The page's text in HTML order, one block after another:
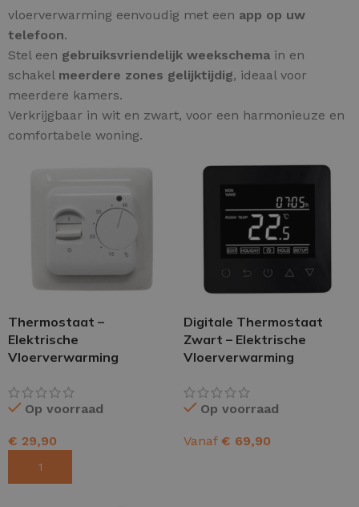
vloerverwarming eenvoudig met een app op uw
telefoon.
Stel een gebruiksvriendelijk weekschema in en
schakel meerdere zones gelijktijdig, ideaal voor
meerdere kamers.
Verkrijgbaar in wit en zwart, voor een harmonieuze en
comfortabele woning.
Thermostaat –
Elektrische
Vloerverwarming
Op voorraad
€ 29,90
Digitale Thermostaat
Zwart – Elektrische
Vloerverwarming
Op voorraad
Vanaf € 69,90